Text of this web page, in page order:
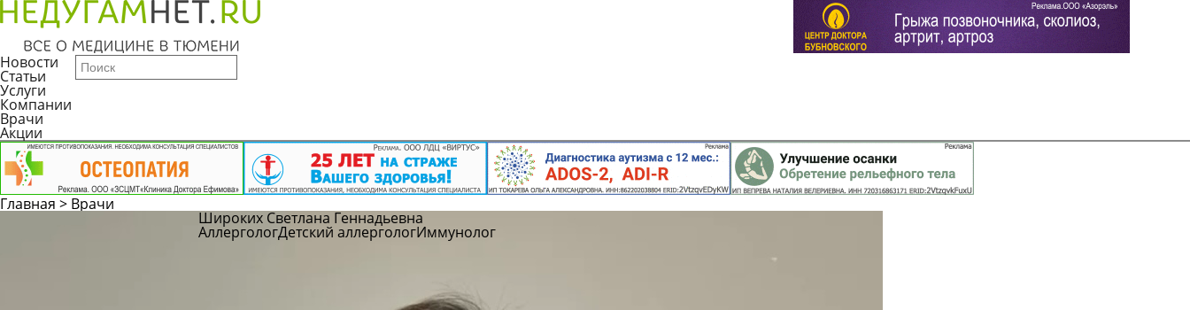
Новости
Статьи
Услуги
Компании
Врачи
Акции
Главная > Врачи
Широких Светлана Геннадьевна
АллергологДетский аллергологИммунолог